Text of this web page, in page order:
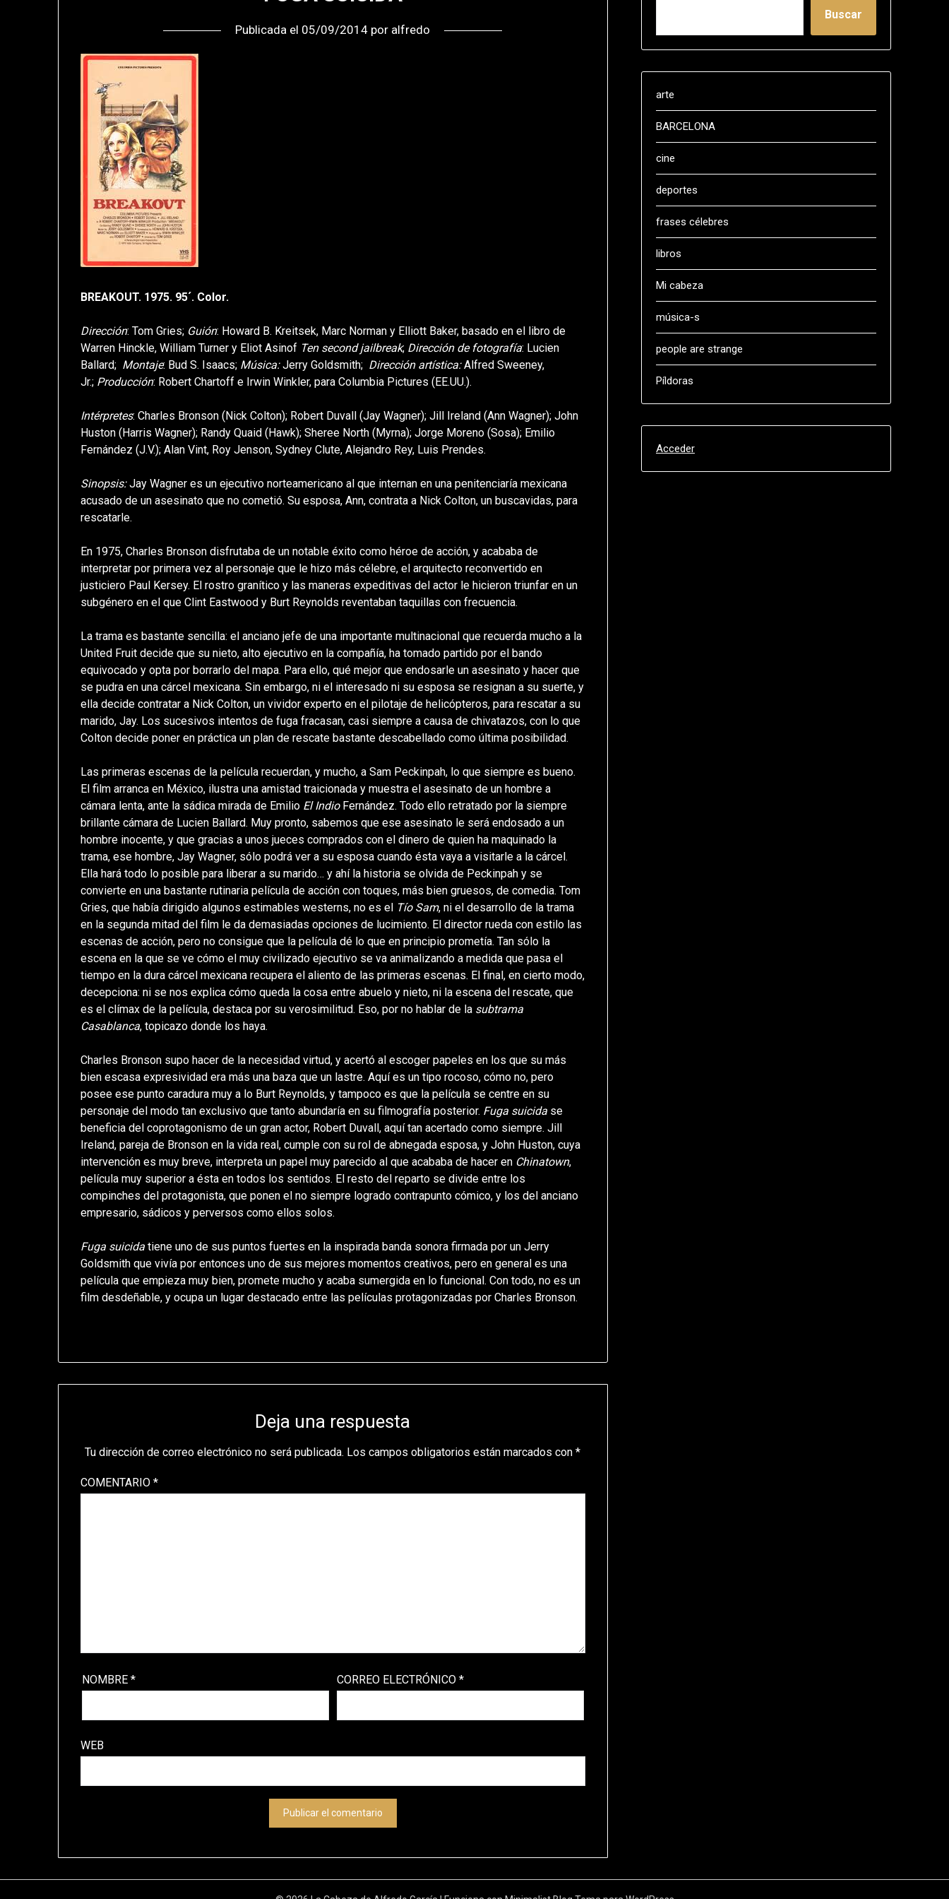
Publicada el 05/09/2014 por alfredo
BREAKOUT. 1975. 95´. Color.
Dirección: Tom Gries; Guión: Howard B. Kreitsek, Marc Norman y Elliott Baker, basado en el libro de
Warren Hinckle, William Turner y Eliot Asinof Ten second jailbreak; Dirección de fotografía: Lucien
Ballard; Montaje: Bud S. Isaacs; Música:Jerry Goldsmith; Dirección artística:Alfred Sweeney,
Jr.; Producción: Robert Chartoff e Irwin Winkler, para Columbia Pictures (EE.UU.).
Intérpretes: Charles Bronson (Nick Colton); Robert Duvall (Jay Wagner); Jill Ireland (Ann Wagner); John
Huston (Harris Wagner); Randy Quaid (Hawk); Sheree North (Myrna); Jorge Moreno (Sosa); Emilio
Fernández (J.V.); Alan Vint, Roy Jenson, Sydney Clute, Alejandro Rey, Luis Prendes.
Sinopsis:Jay Wagner es un ejecutivo norteamericano al que internan en una penitenciaría mexicana
acusado de un asesinato que no cometió. Su esposa, Ann, contrata a Nick Colton, un buscavidas, para
rescatarle.
En 1975, Charles Bronson disfrutaba de un notable éxito como héroe de acción, y acababa de
interpretar por primera vez al personaje que le hizo más célebre, el arquitecto reconvertido en
justiciero Paul Kersey. El rostro granítico y las maneras expeditivas del actor le hicieron triunfar en un
subgénero en el que Clint Eastwood y Burt Reynolds reventaban taquillas con frecuencia.
La trama es bastante sencilla: el anciano jefe de una importante multinacional que recuerda mucho a la
United Fruit decide que su nieto, alto ejecutivo en la compañía, ha tomado partido por el bando
equivocado y opta por borrarlo del mapa. Para ello, qué mejor que endosarle un asesinato y hacer que
se pudra en una cárcel mexicana. Sin embargo, ni el interesado ni su esposa se resignan a su suerte, y
ella decide contratar a Nick Colton, un vividor experto en el pilotaje de helicópteros, para rescatar a su
marido, Jay. Los sucesivos intentos de fuga fracasan, casi siempre a causa de chivatazos, con lo que
Colton decide poner en práctica un plan de rescate bastante descabellado como última posibilidad.
Las primeras escenas de la película recuerdan, y mucho, a Sam Peckinpah, lo que siempre es bueno.
El film arranca en México, ilustra una amistad traicionada y muestra el asesinato de un hombre a
cámara lenta, ante la sádica mirada de Emilio El Indio Fernández. Todo ello retratado por la siempre
brillante cámara de Lucien Ballard. Muy pronto, sabemos que ese asesinato le será endosado a un
hombre inocente, y que gracias a unos jueces comprados con el dinero de quien ha maquinado la
trama, ese hombre, Jay Wagner, sólo podrá ver a su esposa cuando ésta vaya a visitarle a la cárcel.
Ella hará todo lo posible para liberar a su marido… y ahí la historia se olvida de Peckinpah y se
convierte en una bastante rutinaria película de acción con toques, más bien gruesos, de comedia. Tom
Gries, que había dirigido algunos estimables westerns, no es el Tío Sam, ni el desarrollo de la trama
en la segunda mitad del film le da demasiadas opciones de lucimiento. El director rueda con estilo las
escenas de acción, pero no consigue que la película dé lo que en principio prometía. Tan sólo la
escena en la que se ve cómo el muy civilizado ejecutivo se va animalizando a medida que pasa el
tiempo en la dura cárcel mexicana recupera el aliento de las primeras escenas. El final, en cierto modo,
decepciona: ni se nos explica cómo queda la cosa entre abuelo y nieto, ni la escena del rescate, que
es el clímax de la película, destaca por su verosimilitud. Eso, por no hablar de la subtrama
Casablanca, topicazo donde los haya.
Charles Bronson supo hacer de la necesidad virtud, y acertó al escoger papeles en los que su más
bien escasa expresividad era más una baza que un lastre. Aquí es un tipo rocoso, cómo no, pero
posee ese punto caradura muy a lo Burt Reynolds, y tampoco es que la película se centre en su
personaje del modo tan exclusivo que tanto abundaría en su filmografía posterior. Fuga suicida se
beneficia del coprotagonismo de un gran actor, Robert Duvall, aquí tan acertado como siempre. Jill
Ireland, pareja de Bronson en la vida real, cumple con su rol de abnegada esposa, y John Huston, cuya
intervención es muy breve, interpreta un papel muy parecido al que acababa de hacer en Chinatown,
película muy superior a ésta en todos los sentidos. El resto del reparto se divide entre los
compinches del protagonista, que ponen el no siempre logrado contrapunto cómico, y los del anciano
empresario, sádicos y perversos como ellos solos.
Fuga suicidatiene uno de sus puntos fuertes en la inspirada banda sonora firmada por un Jerry
Goldsmith que vivía por entonces uno de sus mejores momentos creativos, pero en general es una
película que empieza muy bien, promete mucho y acaba sumergida en lo funcional. Con todo, no es un
film desdeñable, y ocupa un lugar destacado entre las películas protagonizadas por Charles Bronson.
Deja una respuesta
Tu dirección de correo electrónico no será publicada. Los campos obligatorios están marcados con*
COMENTARIO*
NOMBRE * CORREO ELECTRÓNICO *
WEB
Buscar
arte
BARCELONA
cine
deportes
frases célebres
libros
Mi cabeza
música-s
people are strange
Píldoras
Acceder